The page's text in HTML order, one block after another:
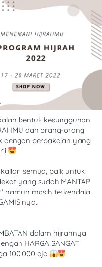
bentuk kesungguhan
dan orang-orang
dengan berpakaian yang
semua, baik untuk
yang sudah MANTAP
namun masih terkendala
nya..
dalam hijrahnya
HARGA SANGAT
100.000 aja